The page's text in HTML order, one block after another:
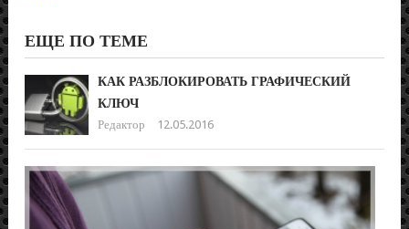
ЕЩЕ ПО ТЕМЕ
КАК РАЗБЛОКИРОВАТЬ ГРАФИЧЕСКИЙ
КЛЮЧ
Редактор 12.05.2016